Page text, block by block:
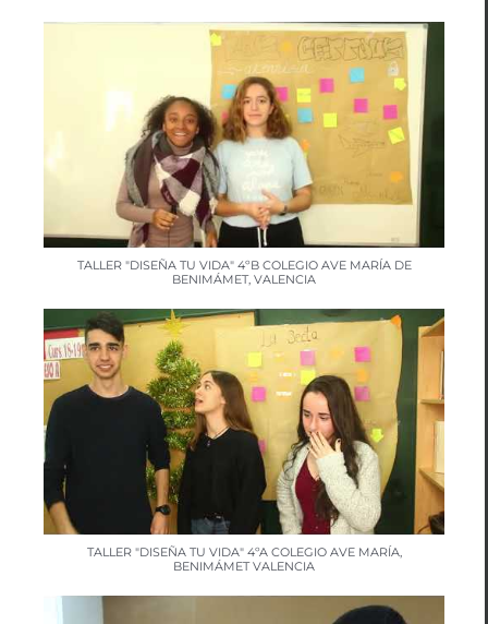
TALLER "DISEÑA TU VIDA" 4ºB COLEGIO AVE MARÍA DE
BENIMÁMET, VALENCIA
TALLER "DISEÑA TU VIDA" 4ºA COLEGIO AVE MARÍA,
BENIMÁMET VALENCIA